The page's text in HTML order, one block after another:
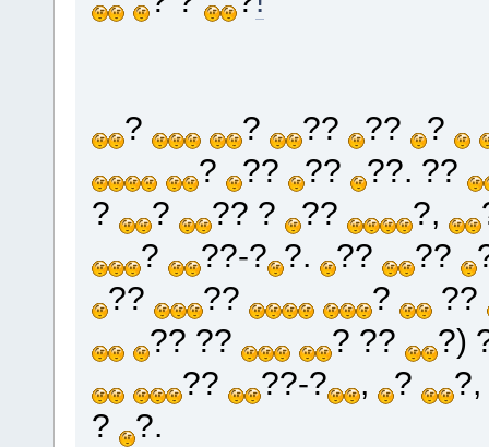
? ? ?? ??
?
?
?? ??
??. ??
?
? ?? ? ?? ?,
?
??-? ?. ?? ??
??
?? ?
??
?? ??
? ??
?)
??
??-? , ?
?,
?
?.